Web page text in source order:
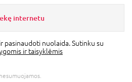
internetu
pasinaudoti nuolaida. Sutinku su
ir taisyklėmis